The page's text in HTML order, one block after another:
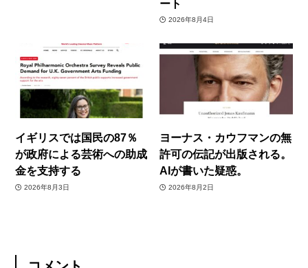
ート
2026年8月4日
イギリスでは国民の87％
が政府による芸術への助成
金を支持する
2026年8月3日
ヨーナス・カウフマンの無
許可の伝記が出版される。
AIが書いた疑惑。
2026年8月2日